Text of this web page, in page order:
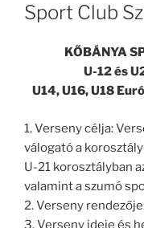
Sport Club
KŐBÁNYA
U-12 és
U14, U16, U18
1. Verseny célja:
válogató a
U-21 korosztályban
valamint a szumó
2. Verseny
3. Verseny ideje és